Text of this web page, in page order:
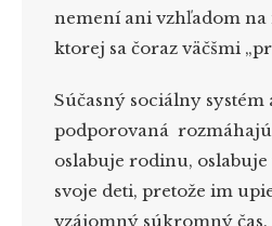
nemení ani vzhľadom na
ktorej sa čoraz väčšmi
Súčasný sociálny systém
podporovaná
oslabuje rodinu,
svoje deti, pretože im
vzájomný súkromný čas.